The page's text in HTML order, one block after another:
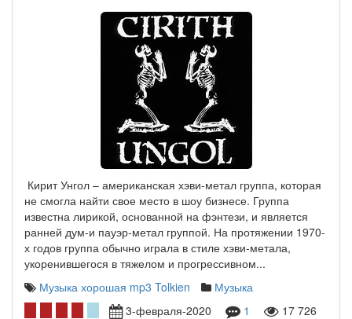
Кирит Унгол – американская хэви-метал группа, которая
не смогла найти свое место в шоу бизнесе. Группа
известна лирикой, основанной на фэнтези, и является
ранней дум-и пауэр-метал группой. На протяжении 1970-
х годов группа обычно играла в стиле хэви-метала,
укоренившегося в тяжелом и прогрессивном...
Музыка хорошая mp3 Tolkien
Музыка
3-февраля-2020
1 17 726